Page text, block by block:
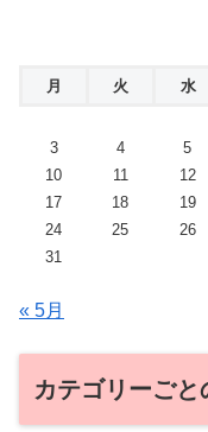
月 火 水
3
4 5
10
11 12
17
18 19
24
25 26
31
« 5月
カテゴリーごと